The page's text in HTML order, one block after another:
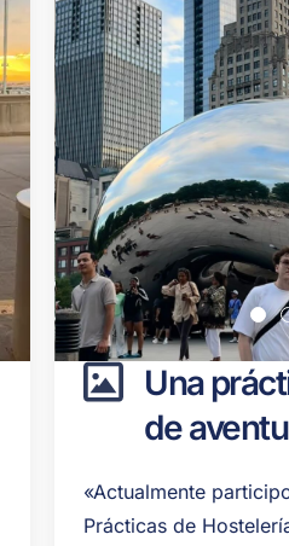
Una
de
«Actualmente
Prácticas de